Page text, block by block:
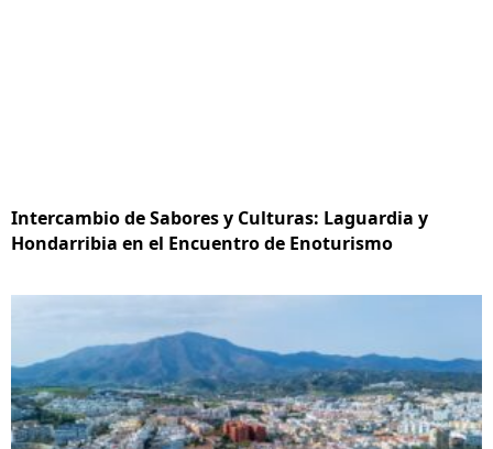
Intercambio de Sabores y Culturas: Laguardia y
Hondarribia en el Encuentro de Enoturismo